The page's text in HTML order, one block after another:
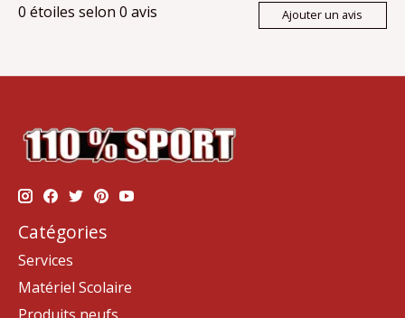
0 étoiles selon 0 avis Ajouter un avis
Catégories
Services
Matériel Scolaire